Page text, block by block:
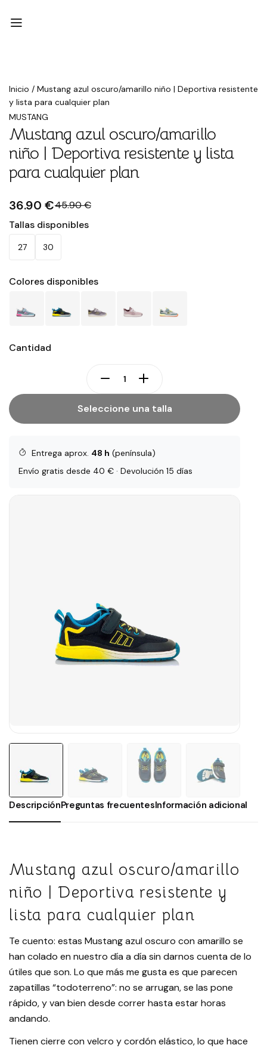
Inicio / Mustang azul oscuro/amarillo niño | Deportiva resistente
y lista para cualquier plan
Rebajado
MUSTANG
Mustang azul oscuro/amarillo
niño | Deportiva resistente y lista
para cualquier plan
36.90 €45.90 €
Tallas disponibles
27 30
Colores disponibles
Cantidad
Seleccione una talla
Entrega aprox. 48 h (península)
Envío gratis desde 40 € · Devolución 15 días
DescripciónPreguntas frecuentesInformación adicional
Mustang azul oscuro/amarillo
niño | Deportiva resistente y
lista para cualquier plan
Te cuento: estas Mustang azul oscuro con amarillo se
han colado en nuestro día a día sin darnos cuenta de lo
útiles que son. Lo que más me gusta es que parecen
zapatillas “todoterreno”: no se arrugan, se las pone
rápido, y van bien desde correr hasta estar horas
andando.
Tienen cierre con velcro y cordón elástico, lo que hace